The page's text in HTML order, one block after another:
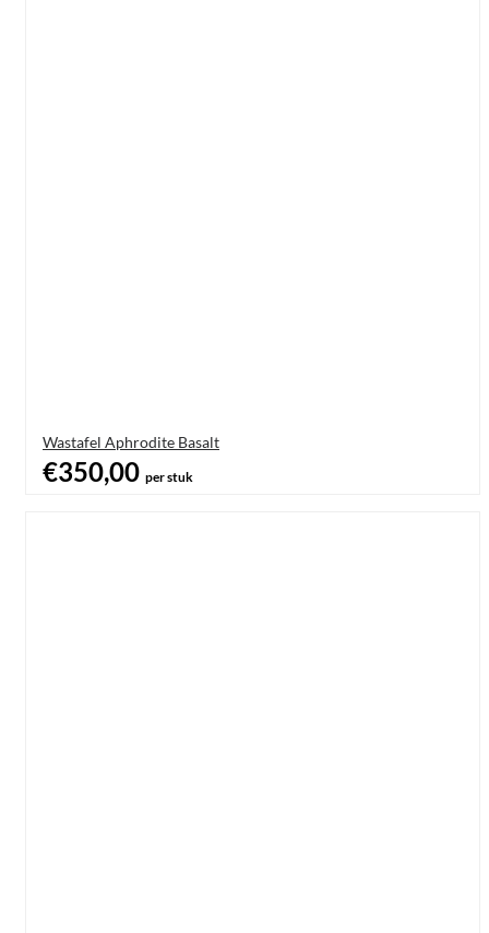
Wastafel Aphrodite Basalt
€350,00 per stuk